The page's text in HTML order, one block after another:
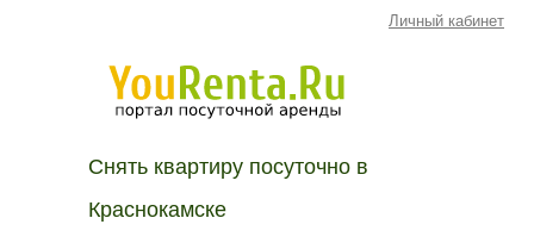
Личный кабинет
Снять квартиру посуточно в
Краснокамске